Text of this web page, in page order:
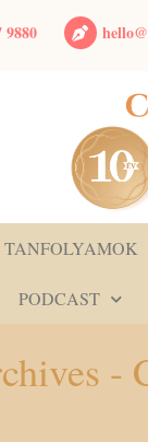
9880
TANFOLYAMOK
PODCAST
-